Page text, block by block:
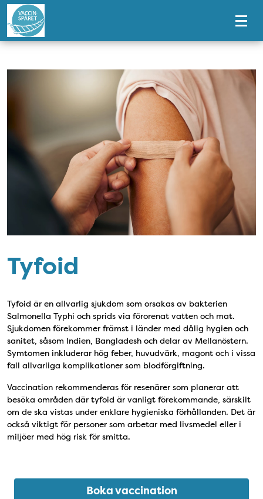
Tillgänglighetsmeny
Tyfoid
Tyfoid är en allvarlig sjukdom som orsakas av bakterien
Salmonella Typhi och sprids via förorenat vatten och mat.
Sjukdomen förekommer främst i länder med dålig hygien och
sanitet, såsom Indien, Bangladesh och delar av Mellanöstern.
Symtomen inkluderar hög feber, huvudvärk, magont och i vissa
fall allvarliga komplikationer som blodförgiftning.
Vaccination rekommenderas för resenärer som planerar att
besöka områden där tyfoid är vanligt förekommande, särskilt
om de ska vistas under enklare hygieniska förhållanden. Det är
också viktigt för personer som arbetar med livsmedel eller i
miljöer med hög risk för smitta.
Boka vaccination